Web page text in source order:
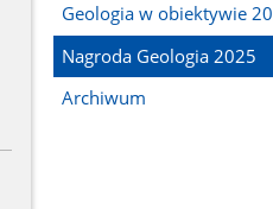
Geologia w obiektywie
Nagroda Geologia 2025
Archiwum